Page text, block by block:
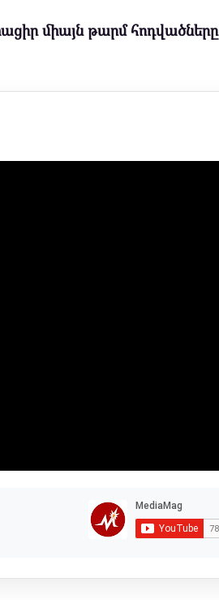
միայն թարմ հոդվածները